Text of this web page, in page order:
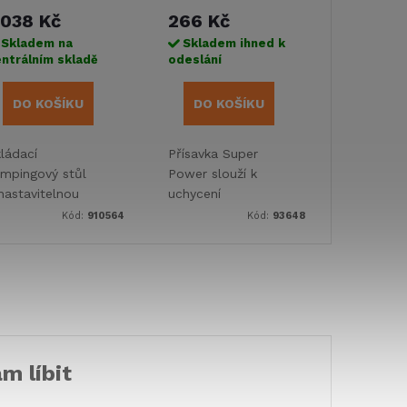
Kč
Skladem na
skladě
DO KOŠÍKU
stůl
50-69 cm
Kód: 910564
266 Kč
Skladem ihned k
odeslání
DO KOŠÍKU
Přísavka Super
Power slouží k
uchycení
předstanů, markýz
Kód: 93648
líbit